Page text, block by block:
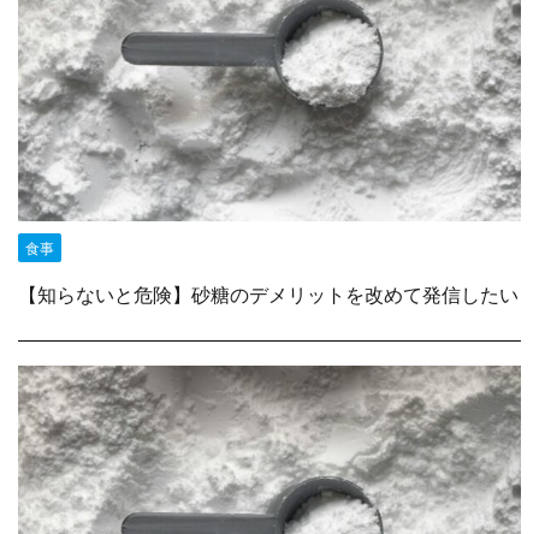
食事
【知らないと危険】砂糖のデメリットを改めて発信したい